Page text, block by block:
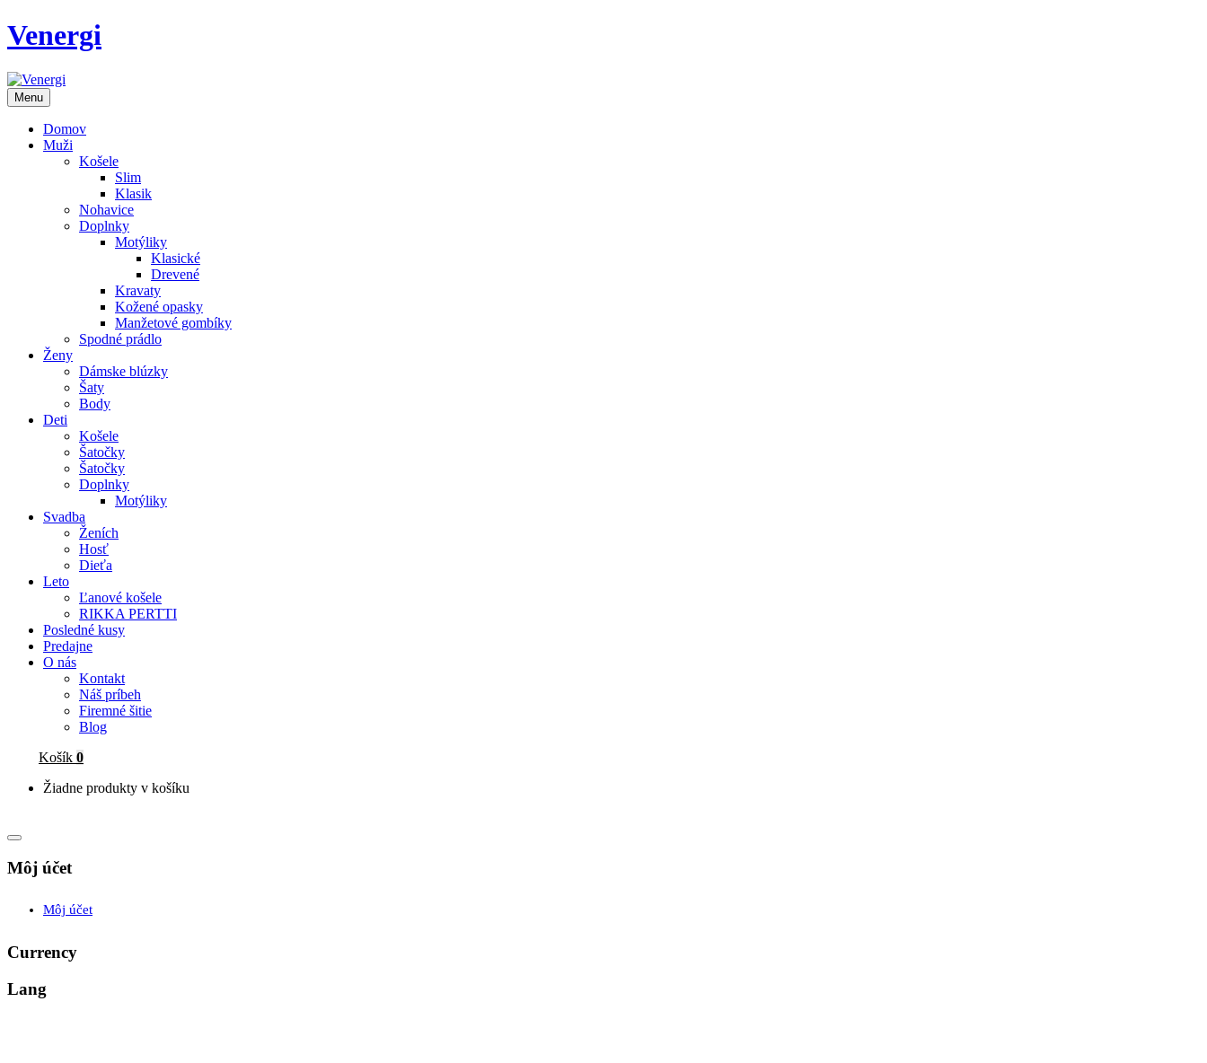
Venergi
Menu
Domov
Muži
Košele
Slim
Klasik
Nohavice
Doplnky
Motýliky
Klasické
Drevené
Kravaty
Kožené opasky
Manžetové gombíky
Spodné prádlo
Ženy
Dámske blúzky
Šaty
Body
Deti
Košele
Šatočky
Šatočky
Doplnky
Motýliky
Svadba
Ženích
Hosť
Dieťa
Leto
Ľanové košele
RIKKA PERTTI
Posledné kusy
Predajne
O nás
Kontakt
Náš príbeh
Firemné šitie
Blog
Košík 0
Žiadne produkty v košíku
Môj účet
Môj účet
Currency
Lang